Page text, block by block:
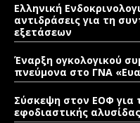
Ελληνική
αντιδράσεις για τη
εξετάσεων
Έναρξη ογκολογικού
πνεύμονα στο ΓΝΑ
Σύσκεψη στον ΕΟΦ για
εφοδιαστικής